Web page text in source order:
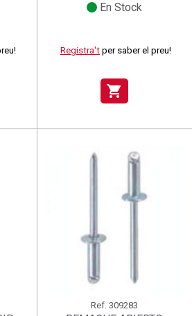
En Stock
Registra't per saber el preu!
shopping_cart
Ref. 309283